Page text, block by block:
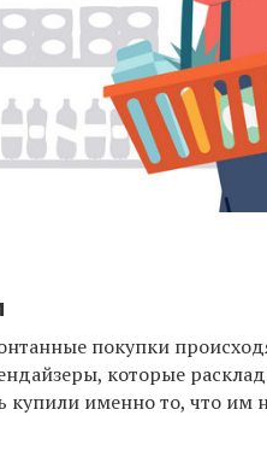
покупки
которые
купили именно то, что